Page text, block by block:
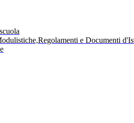
e Documenti